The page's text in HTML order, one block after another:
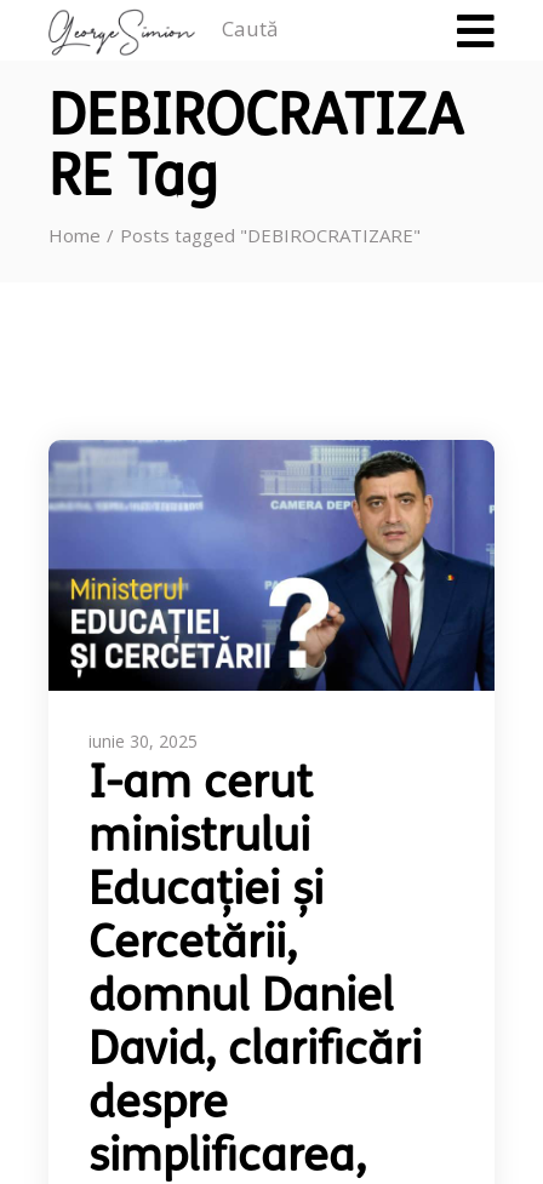
DEBIROCRATIZA
RE Tag
Home Posts tagged "DEBIROCRATIZARE"
iunie 30, 2025
I-am cerut
ministrului
Educației și
Cercetării,
domnul Daniel
David, clarificări
despre
simplificarea,